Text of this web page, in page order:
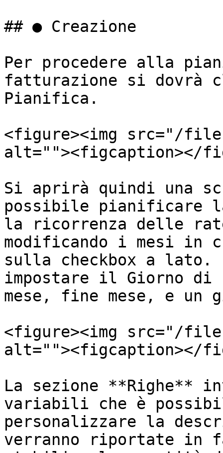
## ● Creazione
Per procedere alla
fatturazione si dovrà
Pianifica.
<figure><img src="/files/
alt=""><figcaption></
Si aprirà quindi una
possibile pianificare
la ricorrenza delle
modificando i mesi in
sulla checkbox a
impostare il Giorno
mese, fine mese, e un
<figure><img src="/files/
alt=""><figcaption></
La sezione **Righe**
variabili che è
personalizzare la
verranno riportate in